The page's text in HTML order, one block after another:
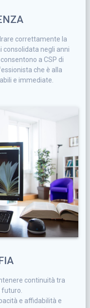
correttamente la
consolidata negli anni
a CSP di
che è alla
e immediate.
continuità tra
e affidabilità e